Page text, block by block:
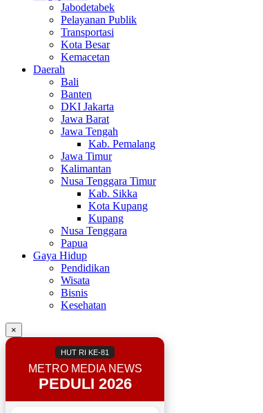
Jabodetabek
Pelayanan Publik
Transportasi
Kota Besar
Kemacetan
Daerah
Bali
Banten
DKI Jakarta
Jawa Barat
Jawa Tengah
Kab. Pemalang
Jawa Timur
Kalimantan
Nusa Tenggara Timur
Kab. Sikka
Kota Kupang
Kupang
Nusa Tenggara
Papua
Gaya Hidup
Pendidikan
Wisata
Bisnis
Kesehatan
×
HUT RI KE-81
METRO MEDIA NEWS
PEDULI 2026